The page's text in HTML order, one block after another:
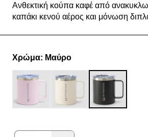
Ανθεκτική κούπα καφέ από
καπάκι κενού αέρος και μόνωση
Χρώμα: Μαύρο